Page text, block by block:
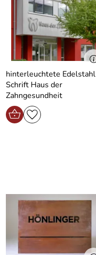
hinterleuchtete Edelstahl
Schrift Haus der
Zahngesundheit